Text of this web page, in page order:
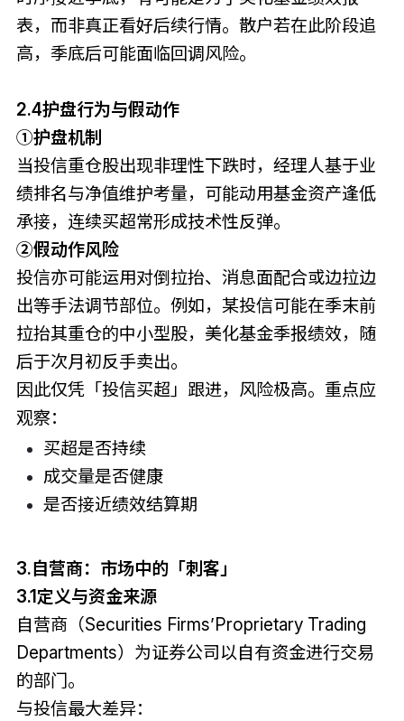
表，而非真正看好后续行情。散户若在此阶段追
高，季底后可能面临回调风险。
2.4护盘行为与假动作
①护盘机制
当投信重仓股出现非理性下跌时，经理人基于业
绩排名与净值维护考量，可能动用基金资产逢低
承接，连续买超常形成技术性反弹。
②假动作风险
投信亦可能运用对倒拉抬、消息面配合或边拉边
出等手法调节部位。例如，某投信可能在季末前
拉抬其重仓的中小型股，美化基金季报绩效，随
后于次月初反手卖出。
因此仅凭「投信买超」跟进，风险极高。重点应
观察：
买超是否持续
成交量是否健康
是否接近绩效结算期
3.自营商：市场中的「刺客」
3.1定义与资金来源
自营商（Securities Firms’Proprietary Trading
Departments）为证券公司以自有资金进行交易
的部门。
与投信最大差异：